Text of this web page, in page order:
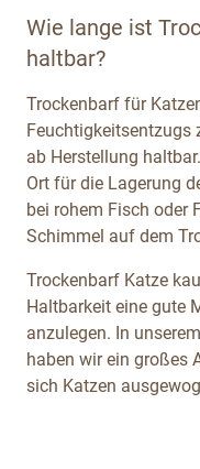
Wie lange ist
haltbar?
Trockenbarf für
Feuchtigkeitsentzugs
ab Herstellung
Ort für die Lagerung
bei rohem Fisch oder
Schimmel auf dem
Trockenbarf Katze
Haltbarkeit eine gute
anzulegen. In
haben wir ein großes
sich Katzen